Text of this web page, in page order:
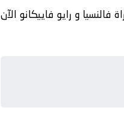
و رايو فاييكانو الآن